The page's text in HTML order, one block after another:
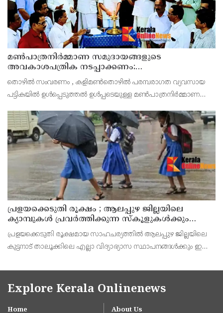
മൺപാത്രനിർമ്മാണ സമുദായങ്ങളുടെ
അവകാശപത്രിക നടപ്പാക്കണം:
മൺപാത്രനിർമ്മാണ സമുദായ സഭ
തൊഴിൽ സംവരണം , കളിമൺതൊഴിൽ പരമ്പരാഗത വ്യവസായ
പട്ടികയിൽ ഉൾപ്പെടുത്തൽ ഉൾപ്പടെയുള്ള മൺപാത്രനിർമ്മാണ
നടപ്പിലാക്കണമെന്ന് കേരള മൺപാത്രനിർമ്മാണ സമുദായ
പ്രളയക്കെടുതി രൂക്ഷം ; ആലപ്പുഴ ജില്ലയിലെ
ക്യാമ്പുകൾ പ്രവർത്തിക്കുന്ന സ്കൂളുകൾക്കും
കുട്ടനാട് താലൂക്കിലെ എല്ലാ വിദ്യാഭ്യാസ
സ്ഥാപനങ്ങൾക്കും ഇന്ന് അവധി
പ്രളയക്കെടുതി രൂക്ഷമായ സാഹചര്യത്തിൽ ആലപ്പുഴ ജില്ലയിലെ
കുട്ടനാട് താലൂക്കിലെ എല്ലാ വിദ്യാഭ്യാസ സ്ഥാപനങ്ങൾക്കും ഇന്ന്
ദുരിതാശ്വാസ ക്യാമ്പുകൾ പ്രവർത്തിക
Explore Kerala Onlinenews
Home About Us